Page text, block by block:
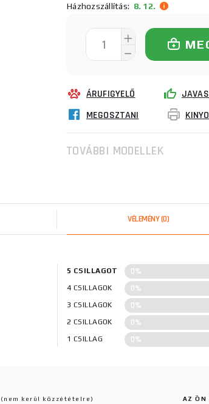
Házhozszállítás: 8. 12.
ÁRUFIGYELŐ
MEGOSZTANI
TOVÁBBI MODELLEK
VÉLEMÉNY(0)
5 CSILLAGOT 0%
4 CSILLAGOK 0%
3 CSILLAGOK 0%
2 CSILLAGOK 0%
1 CSILLAG 0%
(nem kerül közzétételre) AZ ÖN